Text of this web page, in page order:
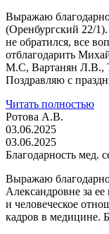
Выражаю
(Оренбургский 22/
не обратился, все
отблагодарить
М.С, Вартанян Л.В.,
Поздравляю с
Читать полностью
Ротова А.В.
03.06.2025
03.06.2025
Благодарность мед.
Выражаю
Александровне за
и человеческое
кадров в медицине.